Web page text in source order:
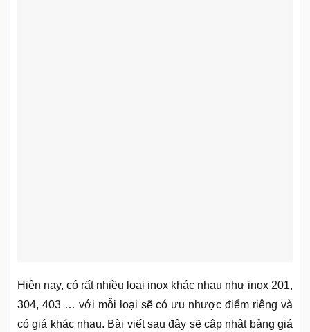
Hiện nay, có rất nhiều loại inox khác nhau như inox 201,
304, 403 … với mỗi loại sẽ có ưu nhược điểm riêng và
có giá khác nhau. Bài viết sau đây sẽ cập nhật bảng giá